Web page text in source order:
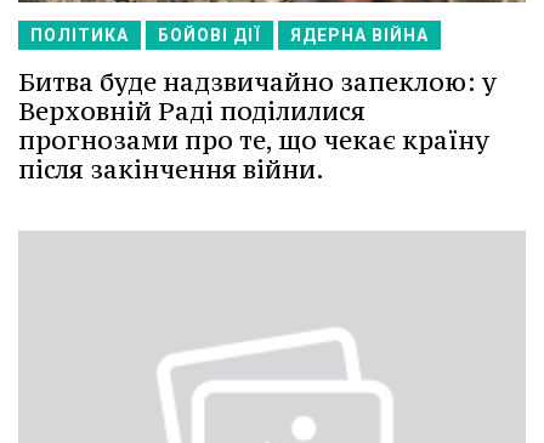
ПОЛІТИКА БОЙОВІ ДІЇ ЯДЕРНА ВІЙНА
Битва буде надзвичайно запеклою: у
Верховній Раді поділилися
прогнозами про те, що чекає країну
після закінчення війни.